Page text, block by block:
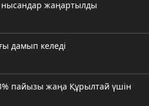
нысандар жаңартылды
дамып келеді
пайызы жаңа Құрылтай үшін